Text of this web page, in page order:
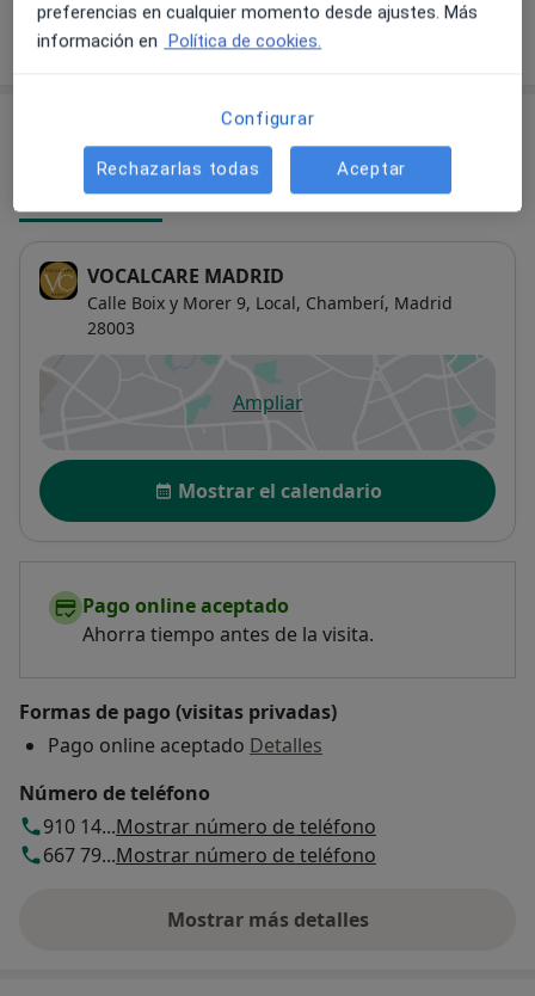
¿Cómo funcionan los precios?
Dirección 1 Dirección 2 Dirección 3
VOCALCARE MADRID
Calle Boix y Morer 9, Local, Chamberí, Madrid
28003
Ampliarse abre en una nueva
Disponibilidad
Mostrar el calendario
Pago online aceptado
Ahorra tiempo antes de la visita.
Formas de pago (visitas privadas)
Pago online aceptado Detalles
Número de teléfono
910 14...Mostrar número de teléfono
667 79...Mostrar número de teléfono
Mostrar más detalles
sobre la dirección
preferencias en cualquier momento desde ajustes. Más
información en Política de cookies.
Configurar
Rechazarlas todas Aceptar